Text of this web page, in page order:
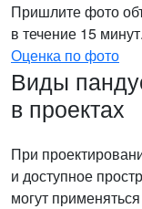
Пришлите фото
в течение 15 минут.
Оценка по фото
Виды
в проектах
При
и доступное
могут